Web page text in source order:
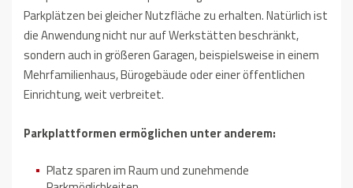
Parkplätzen bei gleicher Nutzfläche zu erhalten. Natürlich ist
die Anwendung nicht nur auf Werkstätten beschränkt,
sondern auch in größeren Garagen, beispielsweise in einem
Mehrfamilienhaus, Bürogebäude oder einer öffentlichen
Einrichtung, weit verbreitet.
Parkplattformen ermöglichen unter anderem:
Platz sparen im Raum und zunehmende